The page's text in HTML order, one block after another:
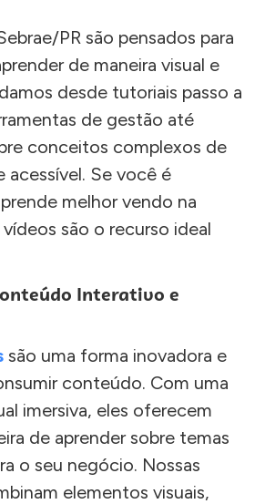
PR são pensados para
de maneira visual e
desde tutoriais passo a
de gestão até
conceitos complexos de
acessível. Se você é
melhor vendo na
são o recurso ideal
Interativo e
são uma forma inovadora e
conteúdo. Com uma
imersiva, eles oferecem
de aprender sobre temas
o seu negócio. Nossas
elementos visuais,